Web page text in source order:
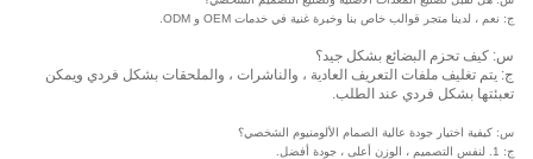
ج: نعم ، لدينا متجر قوالب خاص بنا وخبرة غنية في خدمات OEM و ODM.
س: كيف تحزم البضائع بشكل جيد؟
ج: يتم تغليف ملفات التعريف العادية ، والناشرات ، والملحقات بشكل فردي ويمكن
تعبئتها بشكل فردي عند الطلب.
س: كيفية اختيار جودة عالية الصمام الألومنيوم الشخصي؟
ج: 1. لنفس التصميم ، الوزن أعلى ، جودة أفضل.